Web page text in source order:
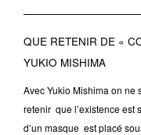
QUE RETENIR DE «
YUKIO MISHIMA
Avec Yukio Mishima on ne
retenir que l’existence est
d’un masque est placé